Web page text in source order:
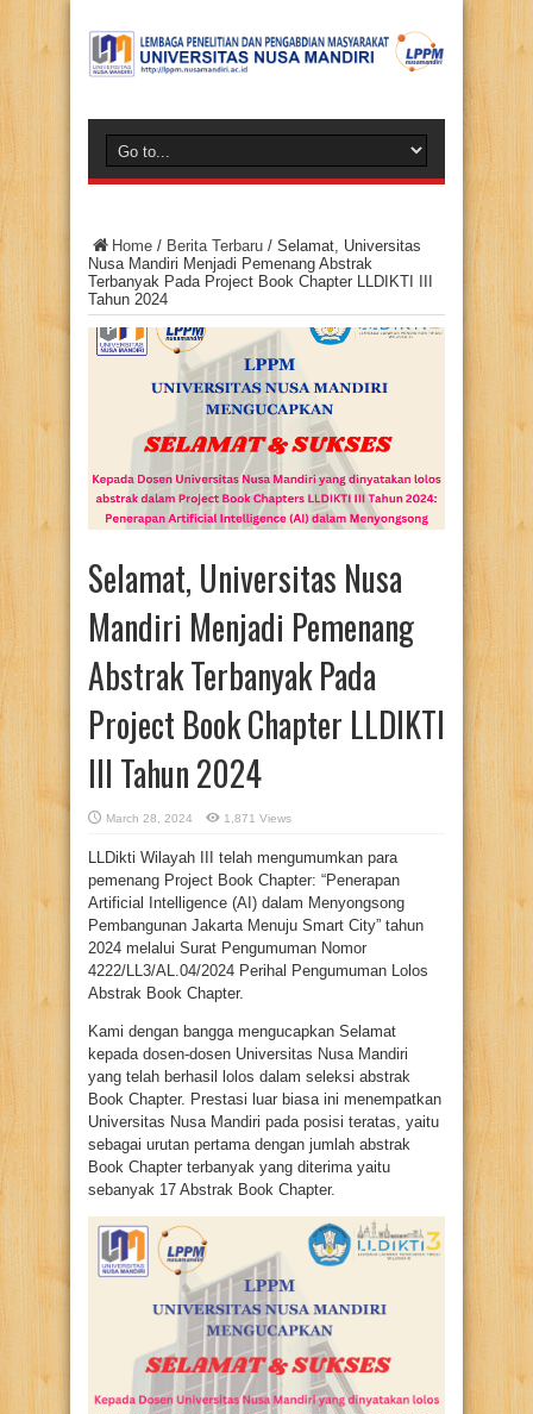
Home / Berita Terbaru / Selamat, Universitas
Nusa Mandiri Menjadi Pemenang Abstrak
Terbanyak Pada Project Book Chapter LLDIKTI III
Tahun 2024
Selamat, Universitas Nusa
Mandiri Menjadi Pemenang
Abstrak Terbanyak Pada
Project Book Chapter LLDIKTI
III Tahun 2024
March 28, 2024 1,871 Views
LLDikti Wilayah III telah mengumumkan para
pemenang Project Book Chapter: “Penerapan
Artificial Intelligence (AI) dalam Menyongsong
Pembangunan Jakarta Menuju Smart City” tahun
2024 melalui Surat Pengumuman Nomor
4222/LL3/AL.04/2024 Perihal Pengumuman Lolos
Abstrak Book Chapter.
Kami dengan bangga mengucapkan Selamat
kepada dosen-dosen Universitas Nusa Mandiri
yang telah berhasil lolos dalam seleksi abstrak
Book Chapter. Prestasi luar biasa ini menempatkan
Universitas Nusa Mandiri pada posisi teratas, yaitu
sebagai urutan pertama dengan jumlah abstrak
Book Chapter terbanyak yang diterima yaitu
sebanyak 17 Abstrak Book Chapter.